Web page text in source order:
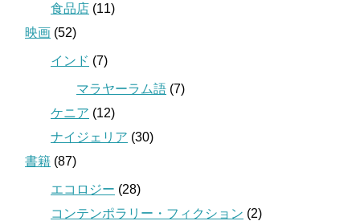
食品店 (11)
映画 (52)
インド (7)
マラヤーラム語 (7)
ケニア (12)
ナイジェリア (30)
書籍 (87)
エコロジー (28)
コンテンポラリー・フィクション (2)